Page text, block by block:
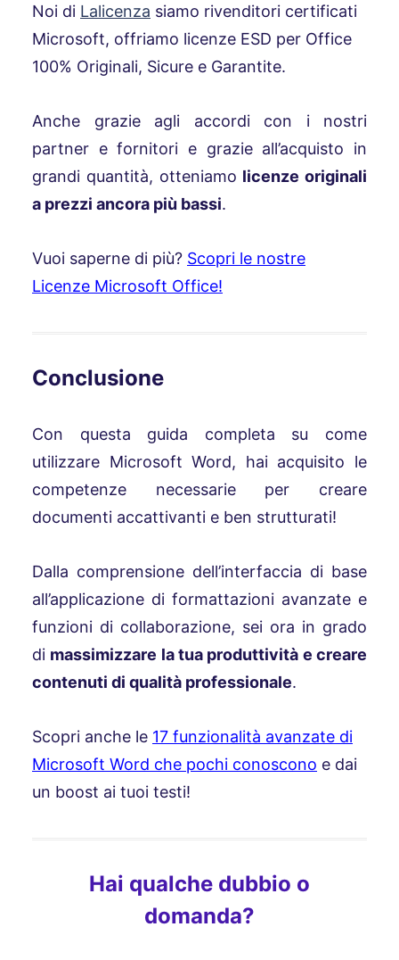
Noi di Lalicenza siamo rivenditori certificati
Microsoft, offriamo licenze ESD per Office
100% Originali, Sicure e Garantite.
Anche grazie agli accordi con i nostri
partner e fornitori e grazie all’acquisto in
grandi quantità, otteniamo licenze originali
a prezzi ancora più bassi.
Vuoi saperne di più? Scopri le nostre
Licenze Microsoft Office!
Conclusione
Con questa guida completa su come
utilizzare Microsoft Word, hai acquisito le
competenze necessarie per creare
documenti accattivanti e ben strutturati!
Dalla comprensione dell’interfaccia di base
all’applicazione di formattazioni avanzate e
funzioni di collaborazione, sei ora in grado
di massimizzare la tua produttività e creare
contenuti di qualità professionale.
Scopri anche le 17 funzionalità avanzate di
Microsoft Word che pochi conoscono e dai
un boost ai tuoi testi!
Hai qualche dubbio o
domanda?